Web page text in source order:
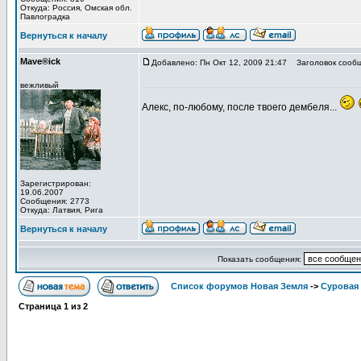
Откуда: Роcсия, Омская обл.
Павлоградка
Вернуться к началу
Mave®ick
вежливый
Зарегистрирован:
19.06.2007
Сообщения: 2773
Откуда: Латвия, Рига
Добавлено: Пн Окт 12, 2009 21:47 Заголовок
Алекс, по-любому, после твоего дембеля...
Вернуться к началу
Показать сообщения:
Список форумов Новая Земля -> Суровая
Страница 1 из 2